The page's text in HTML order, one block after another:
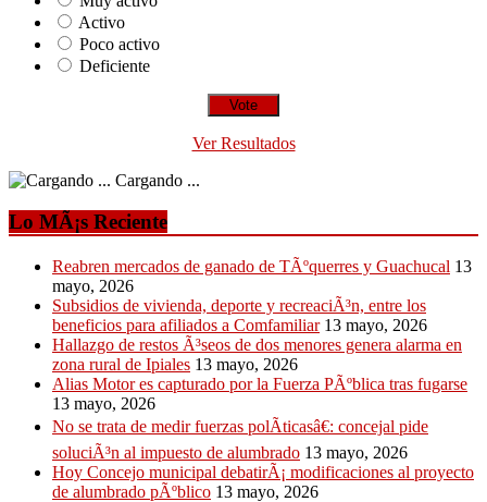
Activo
Poco activo
Deficiente
Ver Resultados
Cargando ...
Lo MÃ¡s Reciente
Reabren mercados de ganado de TÃºquerres y Guachucal 13
mayo, 2026
Subsidios de vivienda, deporte y recreaciÃ³n, entre los
beneficios para afiliados a Comfamiliar 13 mayo, 2026
Hallazgo de restos Ã³seos de dos menores genera alarma en
zona rural de Ipiales 13 mayo, 2026
Alias Motor es capturado por la Fuerza PÃºblica tras fugarse
13 mayo, 2026
No se trata de medir fuerzas polÃ­ticasâ€: concejal pide
soluciÃ³n al impuesto de alumbrado 13 mayo, 2026
Hoy Concejo municipal debatirÃ¡ modificaciones al proyecto
de alumbrado pÃºblico 13 mayo, 2026